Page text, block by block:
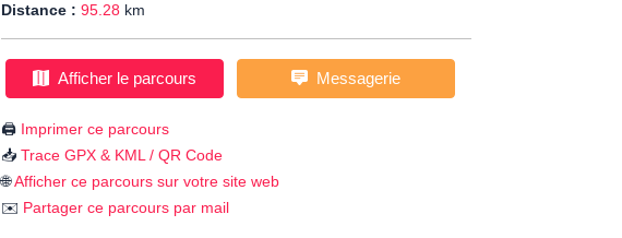
Distance : 95.28 km
Afficher le parcours Messagerie
🖨️ Imprimer ce parcours
📥 Trace GPX & KML / QR Code
🌐Afficher ce parcours sur votre site web
✉️ Partager ce parcours par mail